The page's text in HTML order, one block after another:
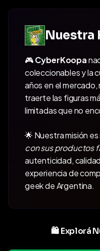
Nuestra
🎮CyberKoopa
coleccionables y la
años en el
traerte las figuras
limitadas que no
🌟 Nuestra misión es
con sus productos
autenticidad,
experiencia de
geek de Argentina.
🛍️ Explorá